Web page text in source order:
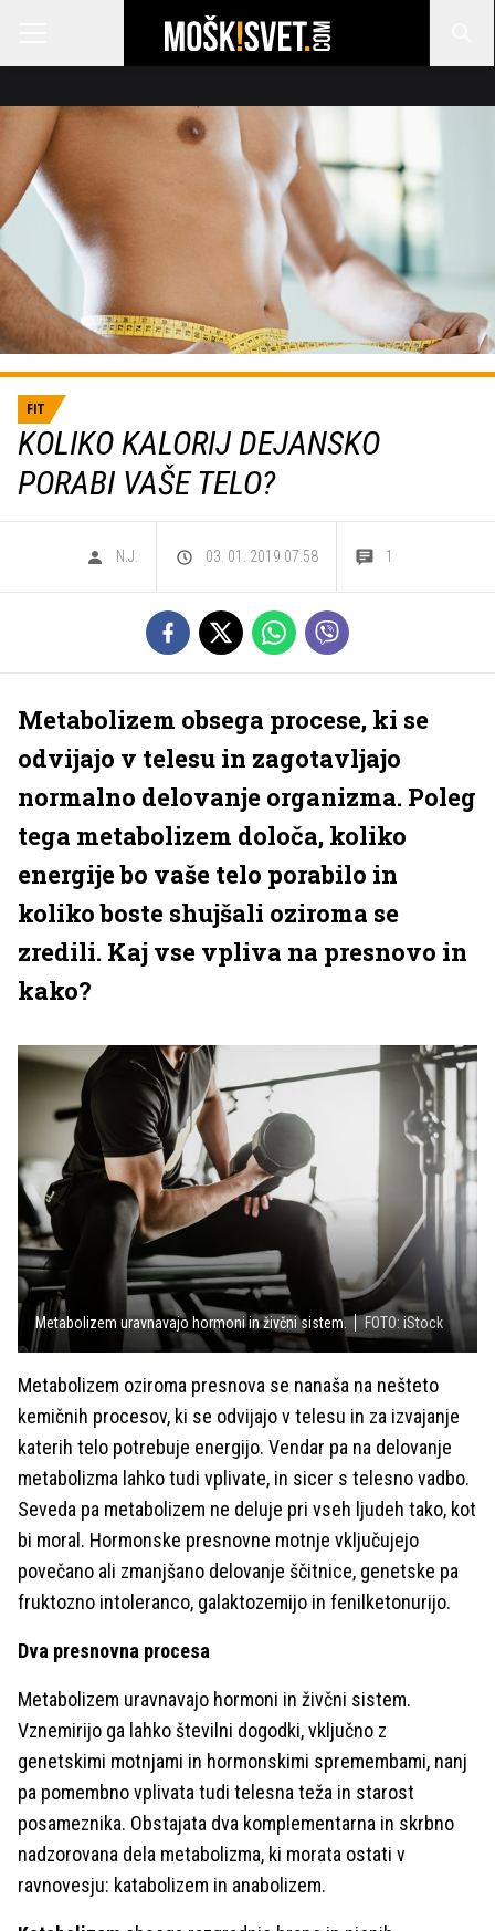
FIT
KOLIKO KALORIJ DEJANSKO
PORABI VAŠE TELO?
N.J. 03. 01. 2019 07.58 1
Metabolizem obsega procese, ki se
odvijajo v telesu in zagotavljajo
normalno delovanje organizma. Poleg
tega metabolizem določa, koliko
energije bo vaše telo porabilo in
koliko boste shujšali oziroma se
zredili. Kaj vse vpliva na presnovo in
kako?
Metabolizem uravnavajo hormoni in živčni sistem. FOTO: iStock
Metabolizem oziroma presnova se nanaša na nešteto
kemičnih procesov, ki se odvijajo v telesu in za izvajanje
katerih telo potrebuje energijo. Vendar pa na delovanje
metabolizma lahko tudi vplivate, in sicer s telesno vadbo.
Seveda pa metabolizem ne deluje pri vseh ljudeh tako, kot
bi moral. Hormonske presnovne motnje vključujejo
povečano ali zmanjšano delovanje ščitnice, genetske pa
fruktozno intoleranco, galaktozemijo in fenilketonurijo.
Dva presnovna procesa
Metabolizem uravnavajo hormoni in živčni sistem.
Vznemirijo ga lahko številni dogodki, vključno z
genetskimi motnjami in hormonskimi spremembami, nanj
pa pomembno vplivata tudi telesna teža in starost
posameznika. Obstajata dva komplementarna in skrbno
nadzorovana dela metabolizma, ki morata ostati v
ravnovesju: katabolizem in anabolizem.